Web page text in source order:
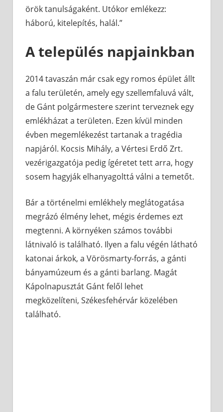
örök tanulságaként. Utókor emlékezz:
háború, kitelepítés, halál.”
A település napjainkban
2014 tavaszán már csak egy romos épület állt
a falu területén, amely egy szellemfaluvá vált,
de Gánt polgármestere szerint terveznek egy
emlékházat a területen. Ezen kívül minden
évben megemlékezést tartanak a tragédia
napjáról. Kocsis Mihály, a Vértesi Erdő Zrt.
vezérigazgatója pedig ígéretet tett arra, hogy
sosem hagyják elhanyagolttá válni a temetőt.
Bár a történelmi emlékhely meglátogatása
megrázó élmény lehet, mégis érdemes ezt
megtenni. A környéken számos további
látnivaló is található. Ilyen a falu végén látható
katonai árkok, a Vörösmarty-forrás, a gánti
bányamúzeum és a gánti barlang. Magát
Kápolnapusztát Gánt felől lehet
megközelíteni, Székesfehérvár közelében
található.